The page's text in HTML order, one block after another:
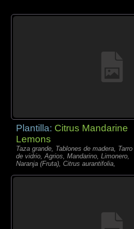
Plantilla: Citrus Mandarine
Lemons
Taza grande, Tablones de madera, Tarro
de vidrio, Agrios, Mandarino, Limonero,
Naranja (Fruta), Citrus aurantifolia,